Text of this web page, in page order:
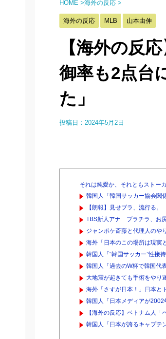
HOME >海外の反応 >
海外の反応 MLB 山本由伸
【海外の反
御率も2点台
た」
投稿日： 2024年5月2日
それは純愛か、それともストー
韓国人「韓国サッカー協会関
【朗報】見せブラ、流行る。
TBS新人アナ ブラチラ、お
ジャンポケ斎藤と代理人の
海外「日本のこの場所は現実
韓国人「“韓国サッカー”性接
韓国人「過去のW杯で韓国代
大地震が起きても手術をやり
海外「さすが日本！」日本と
韓国人「日本メディアが
【海外の反応】ベトナム人
韓国人「日本が誇るキャプテ